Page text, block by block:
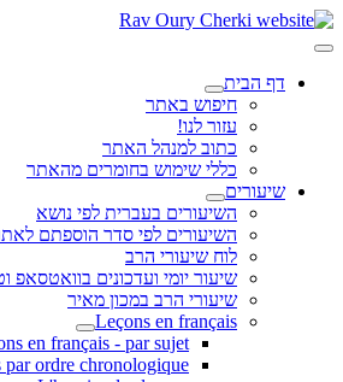
דף הבית
חיפוש באתר
עזור לנו!
כתוב למנהל האתר
כללי שימוש בחומרים מהאתר
שיעורים
השיעורים בעברית לפי נושא
השיעורים לפי סדר הוספתם
לוח שיעורי הרב
שיעור יומי ועדכונים בוואטסאפ
שיעורי הרב במכון מאיר
Leçons en français
en français - par sujet
par ordre chronologique